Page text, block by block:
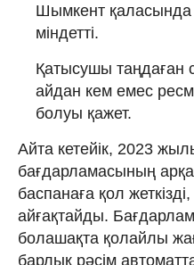
Шымкент қаласында
міндетті.
Қатысушы таңдаған
айдан кем емес
болуы қажет.
Айта кетейік, 2023
бағдарламасының
баспанаға қол
айғақтайды.
болашақта қолайлы
барлық рәсім